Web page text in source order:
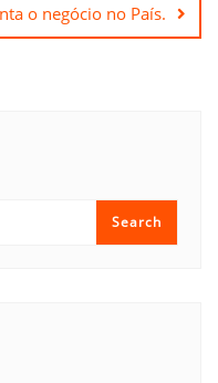
o negócio no País.